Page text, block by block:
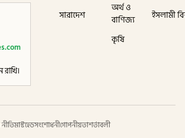
সারাদেশ
অর্থ ও
বাণিজ্য
কৃষি
ইসলামী
মাস্টহেডসংশোধনীগোপনীয়তাশর্তাবলী